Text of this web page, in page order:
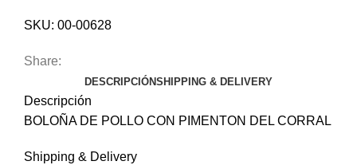
SKU: 00-00628
Share:
DESCRIPCIÓNSHIPPING & DELIVERY
Descripción
BOLOÑA DE POLLO CON PIMENTON DEL CORRAL
Shipping & Delivery